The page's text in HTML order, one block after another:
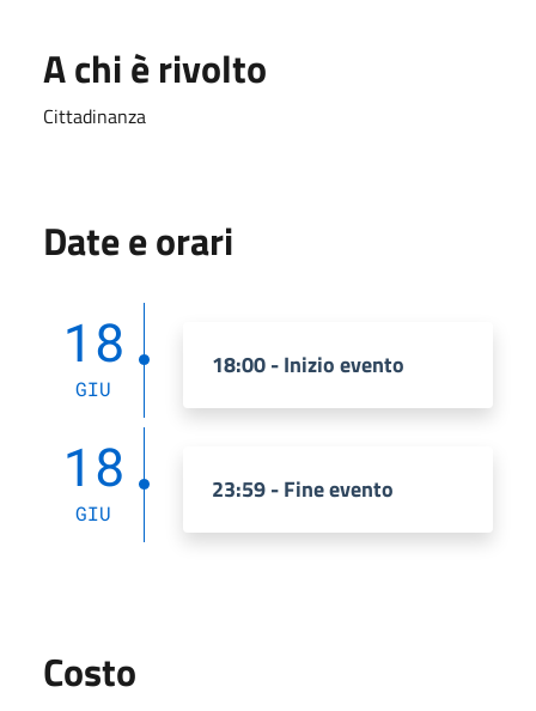
A chi è rivolto
Cittadinanza
Date e orari
18
GIU
18:00 - Inizio evento
18
GIU
23:59 - Fine evento
Costo